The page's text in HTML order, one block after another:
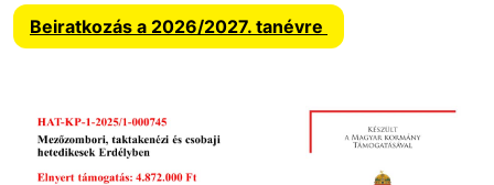
Beiratkozás a 2026/2027. tanévre